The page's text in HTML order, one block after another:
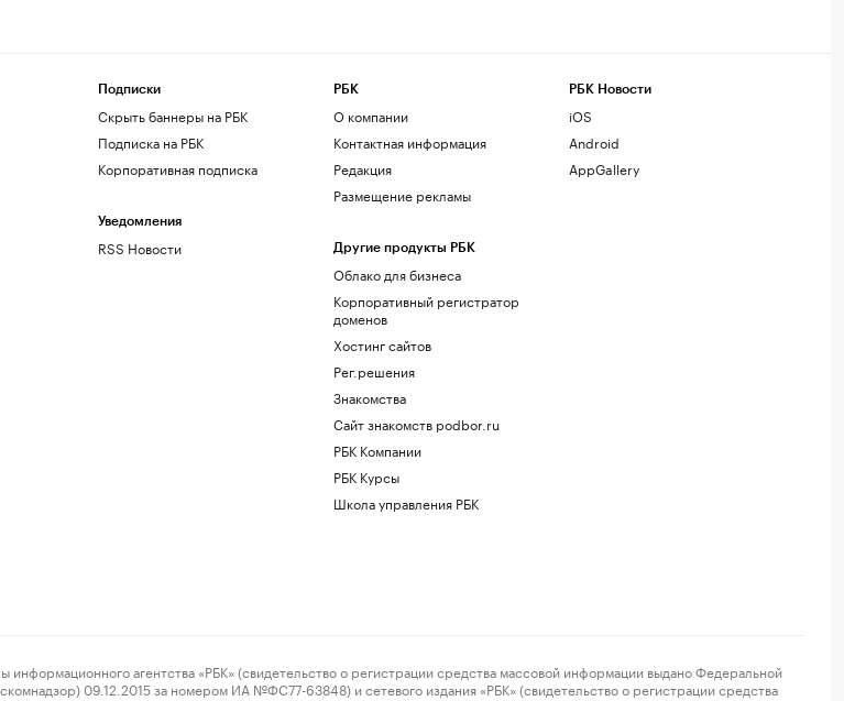
Подписки
Скрыть баннеры на РБК
Подписка на РБК
Корпоративная подписка
Уведомления
RSS Новости
РБК
О компании
Контактная информация
Редакция
Размещение рекламы
Другие продукты РБК
Облако для бизнеса
Корпоративный регистратор
доменов
Хостинг сайтов
Рег.решения
Знакомства
Сайт знакомств podbor.ru
РБК Компании
РБК Курсы
Школа управления РБК
РБК Новости
iOS
Android
AppGallery
агентства «РБК» (свидетельство о регистрации средства массовой информации выдано Федеральной
09.12.2015 за номером ИА №ФС77-63848) и сетевого издания «РБК» (свидетельство о регистрации средства